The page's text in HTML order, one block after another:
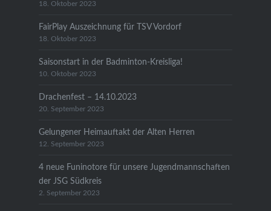
18. Oktober 2023
FairPlay Auszeichnung für TSV Vordorf
18. Oktober 2023
Saisonstart in der Badminton-Kreisliga!
10. Oktober 2023
Drachenfest – 14.10.2023
20. September 2023
Gelungener Heimauftakt der Alten Herren
12. September 2023
4 neue Funinotore für unsere Jugendmannschaften
der JSG Südkreis
2. September 2023